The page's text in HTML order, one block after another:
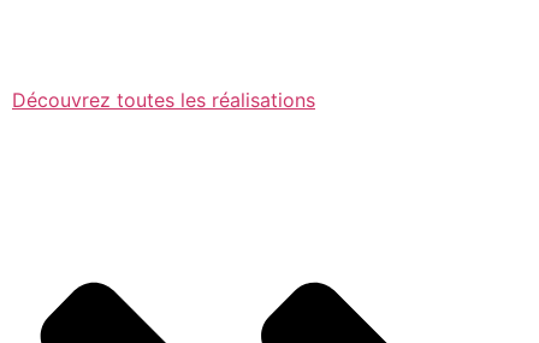
Découvrez toutes les réalisations